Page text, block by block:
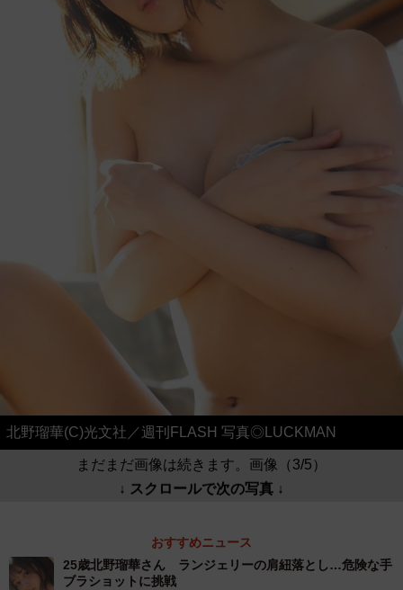
北野瑠華(C)光文社／週刊FLASH 写真◎LUCKMAN
まだまだ画像は続きます。画像（3/5）
↓ スクロールで次の写真 ↓
おすすめニュース
25歳北野瑠華さん ランジェリーの肩紐落とし…危険な手
ブラショットに挑戦